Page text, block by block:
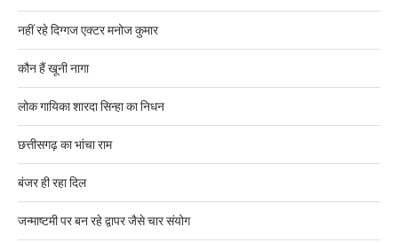
नहीं रहे दिग्गज एक्टर मनोज कुमार
कौन हैं खूनी नागा
लोक गायिका शारदा सिन्हा का निधन
छत्तीसगढ़ का भांचा राम
बंजर ही रहा दिल
जन्माष्टमी पर बन रहे द्वापर जैसे चार संयोग